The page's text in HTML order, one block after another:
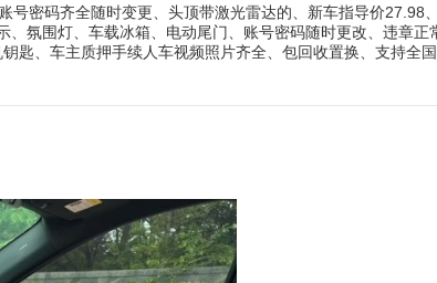
密码齐全随时变更、头顶带激光雷达的、新车指导价27.98、
氛围灯、车载冰箱、电动尾门、账号密码随时更改、违章正
匙、车主质押手续人车视频照片齐全、包回收置换、支持全